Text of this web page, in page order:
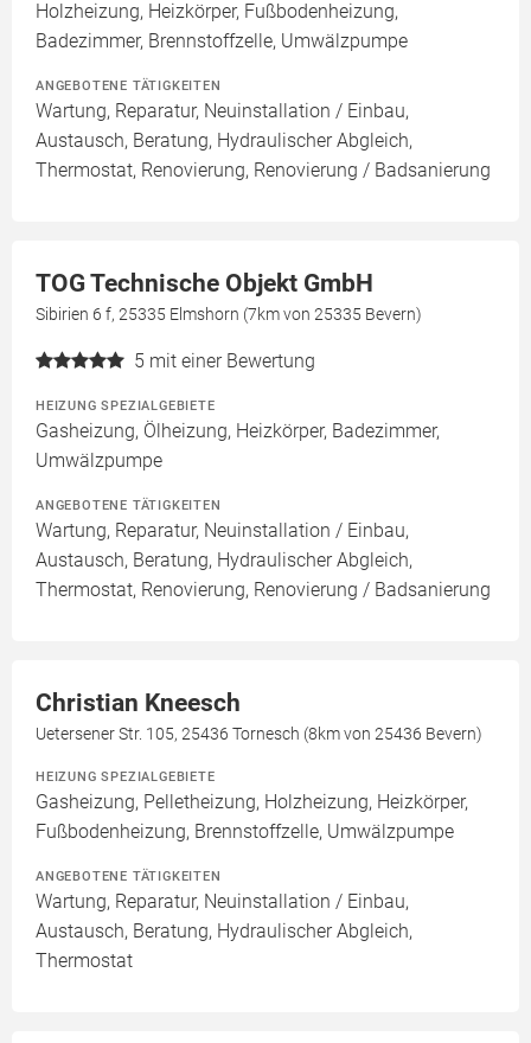
Holzheizung, Heizkörper, Fußbodenheizung,
Badezimmer, Brennstoffzelle, Umwälzpumpe
ANGEBOTENE TÄTIGKEITEN
Wartung, Reparatur, Neuinstallation / Einbau,
Austausch, Beratung, Hydraulischer Abgleich,
Thermostat, Renovierung, Renovierung / Badsanierung
TOG Technische Objekt GmbH
Sibirien 6 f, 25335 Elmshorn (7km von 25335 Bevern)
5 mit einer Bewertung
HEIZUNG SPEZIALGEBIETE
Gasheizung, Ölheizung, Heizkörper, Badezimmer,
Umwälzpumpe
ANGEBOTENE TÄTIGKEITEN
Wartung, Reparatur, Neuinstallation / Einbau,
Austausch, Beratung, Hydraulischer Abgleich,
Thermostat, Renovierung, Renovierung / Badsanierung
Christian Kneesch
Uetersener Str. 105, 25436 Tornesch (8km von 25436 Bevern)
HEIZUNG SPEZIALGEBIETE
Gasheizung, Pelletheizung, Holzheizung, Heizkörper,
Fußbodenheizung, Brennstoffzelle, Umwälzpumpe
ANGEBOTENE TÄTIGKEITEN
Wartung, Reparatur, Neuinstallation / Einbau,
Austausch, Beratung, Hydraulischer Abgleich,
Thermostat